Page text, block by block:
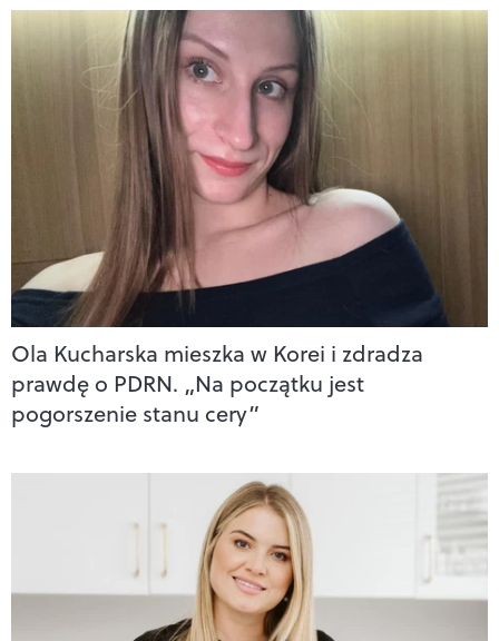
Ola Kucharska mieszka w Korei i zdradza
prawdę o PDRN. „Na początku jest
pogorszenie stanu cery”